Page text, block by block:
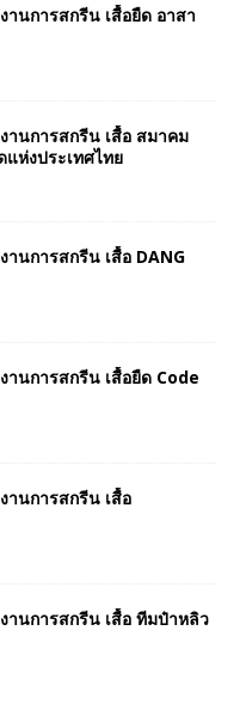
านการสกรีน เสื้อยืด อาสา
านการสกรีน เสื้อ สมาคม
ห่งประเทศไทย
านการสกรีน เสื้อ DANG
านการสกรีน เสื้อยืด Code
านการสกรีน เสื้อ
านการสกรีน เสื้อ ทีมป๋าหลิว